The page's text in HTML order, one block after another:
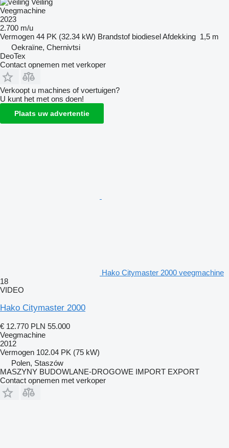
Veiling
Veegmachine
2023
2.700 m/u
Vermogen 44 PK (32.34 kW) Brandstof biodieselAfdekking 1,5 m
Oekraïne, Chernivtsi
DeoTex
Contact opnemen met verkoper
Verkoopt u machines of voertuigen?
U kunt het met ons doen!
Plaats uw advertentie
Hako Citymaster 2000 veegmachine
18
VIDEO
Hako Citymaster 2000
€ 12.770 PLN 55.000
Veegmachine
2012
Vermogen 102.04 PK (75 kW)
Polen, Staszów
MASZYNY BUDOWLANE-DROGOWE IMPORT EXPORT
Contact opnemen met verkoper